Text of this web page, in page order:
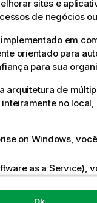
sites e
de negócios
em
orientado para
para sua
arquitetura de
no
on Windows,
as a Service),